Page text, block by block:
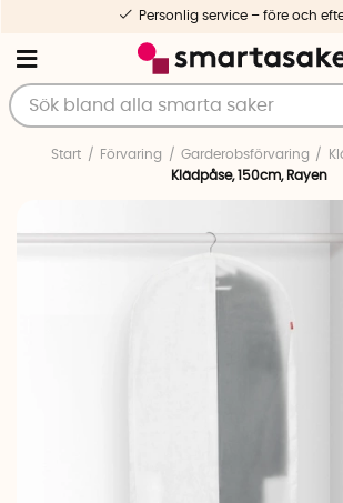
Personlig service – före och
Start Förvaring Garderobsförvaring
Klädpåse, 150cm, Rayen